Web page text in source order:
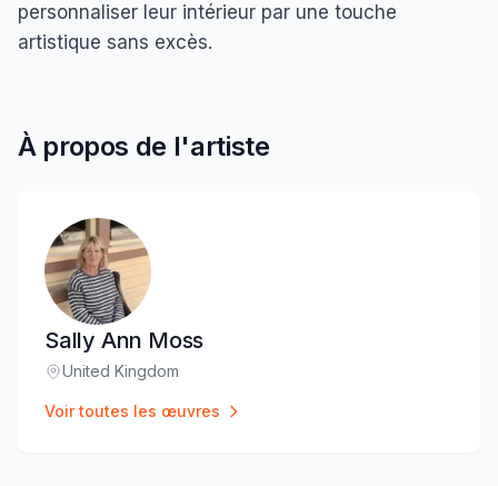
personnaliser leur intérieur par une touche
artistique sans excès.
À propos de l'artiste
Sally Ann Moss
Lieu:
United Kingdom
Voir toutes les œuvres